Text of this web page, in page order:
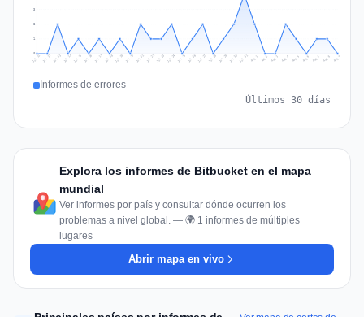
1
2
3
Jul 11 Jul 12 Jul 13 Jul 14 Jul 15 Jul 16 Jul 17 Jul 18 Jul 19 Jul 20 Jul 21 Jul 22 Jul 23 Jul 24 Jul 25 Jul 26 Jul 27 Jul 28 Jul 29 Jul 30 Jul 31 Aug 1 Aug 2 Aug 3 Aug 4 Aug 5 Aug 6 Aug 7 Aug 8 Aug 9
Informes de errores
Últimos 30 días
Explora los informes de Bitbucket en el mapa
mundial
Ver informes por país y consultar dónde ocurren los
problemas a nivel global. — 🌍 1 informes de múltiples
lugares
Abrir mapa en vivo